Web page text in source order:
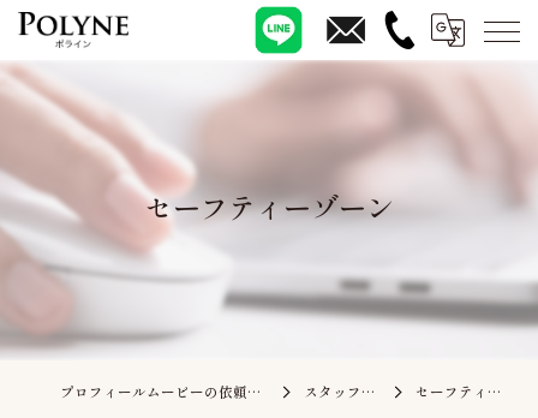
セーフティーゾーン
プロフィールムービーの依頼ならポライン スタッフブログ セーフティーゾーン